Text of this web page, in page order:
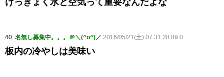
けっきょく水と空気って重要なんだよな
40: 名無し募集中。。。＠＼(^o^)／ 2016/05/21(土) 07:31:28.89 0
板内の冷やしは美味い